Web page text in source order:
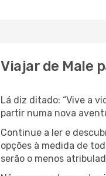
Viajar de Male
Lá diz ditado: “Vive a
partir numa nova
Continue a ler e
opções à medida de
serão o menos